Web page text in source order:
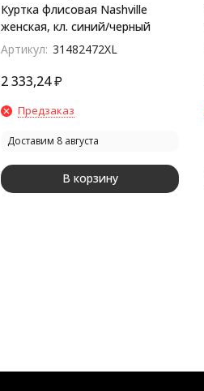
Куртка флисовая Nashville
женская, кл. синий/черный
Артикул: 31482472XL
2 333,24₽
Предзаказ
Доставим 8 августа
В корзину